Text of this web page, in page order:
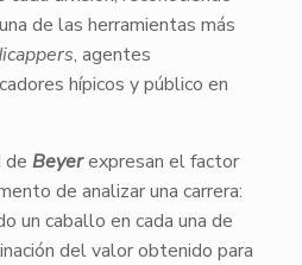
de las herramientas más
, agentes
hípicos y público en
de Beyerexpresan el factor
de analizar una carrera:
un caballo en cada una de
del valor obtenido para